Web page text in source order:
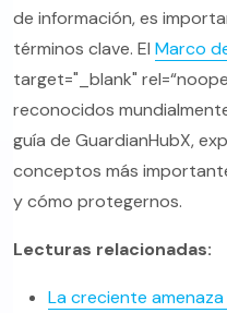
de información, es
términos clave. El Marco
target="_blank"
reconocidos
guía de GuardianHubX,
conceptos más
y cómo protegernos.
Lecturas relacionadas:
La creciente